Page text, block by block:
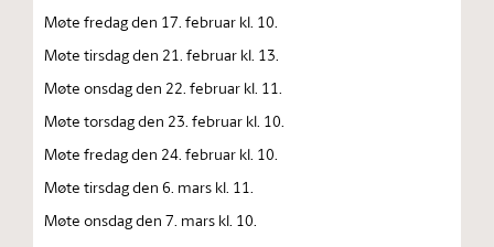
Møte fredag den 17. februar kl. 10.
Møte tirsdag den 21. februar kl. 13.
Møte onsdag den 22. februar kl. 11.
Møte torsdag den 23. februar kl. 10.
Møte fredag den 24. februar kl. 10.
Møte tirsdag den 6. mars kl. 11.
Møte onsdag den 7. mars kl. 10.